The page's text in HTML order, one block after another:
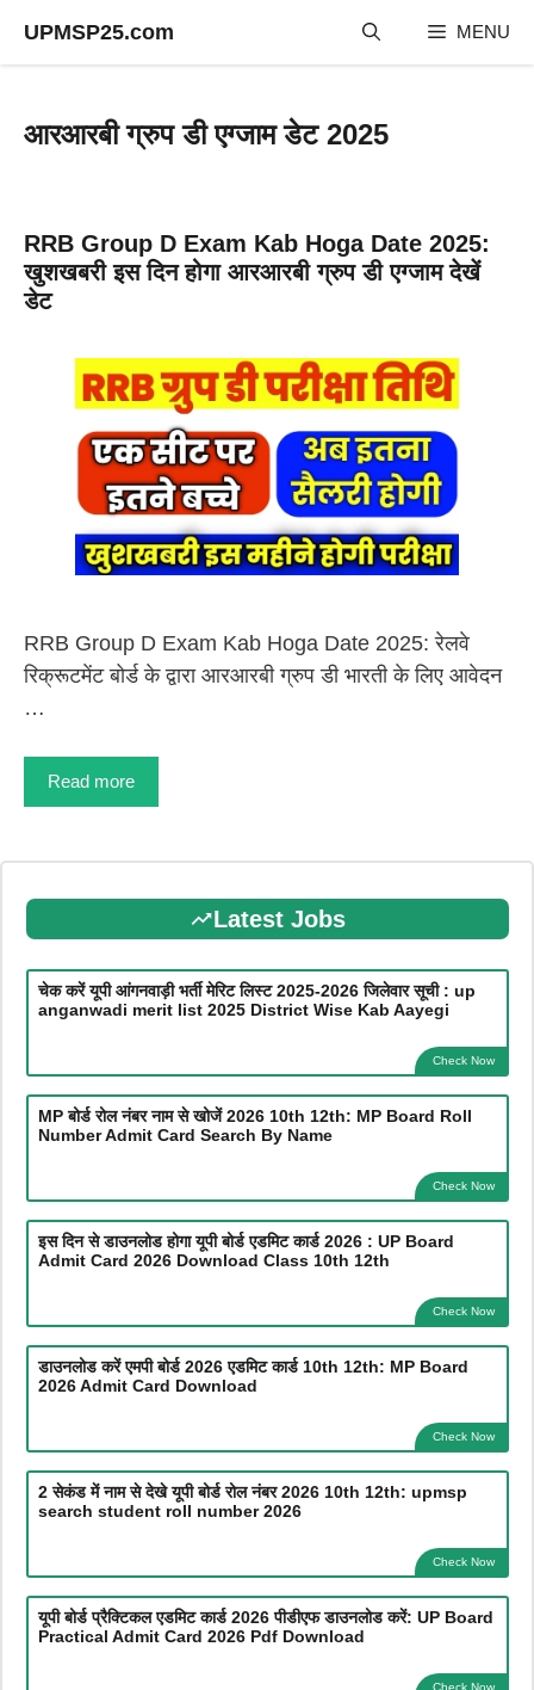
UPMSP25.com MENU
आरआरबी ग्रुप डी एग्जाम डेट 2025
RRB Group D Exam Kab Hoga Date 2025:
खुशखबरी इस दिन होगा आरआरबी ग्रुप डी एग्जाम देखें
डेट
RRB Group D Exam Kab Hoga Date 2025: रेलवे
रिक्रूटमेंट बोर्ड के द्वारा आरआरबी ग्रुप डी भारती के लिए आवेदन
…
Read more
Latest Jobs
चेक करें यूपी आंगनवाड़ी भर्ती मेरिट लिस्ट 2025-2026 जिलेवार सूची : up
anganwadi merit list 2025 District Wise Kab Aayegi
Check Now
MP बोर्ड रोल नंबर नाम से खोजें 2026 10th 12th: MP Board Roll
Number Admit Card Search By Name
Check Now
इस दिन से डाउनलोड होगा यूपी बोर्ड एडमिट कार्ड 2026 : UP Board
Admit Card 2026 Download Class 10th 12th
Check Now
डाउनलोड करें एमपी बोर्ड 2026 एडमिट कार्ड 10th 12th: MP Board
2026 Admit Card Download
Check Now
2 सेकंड में नाम से देखे यूपी बोर्ड रोल नंबर 2026 10th 12th: upmsp
search student roll number 2026
Check Now
यूपी बोर्ड प्रैक्टिकल एडमिट कार्ड 2026 पीडीएफ डाउनलोड करें: UP Board
Practical Admit Card 2026 Pdf Download
Check Now